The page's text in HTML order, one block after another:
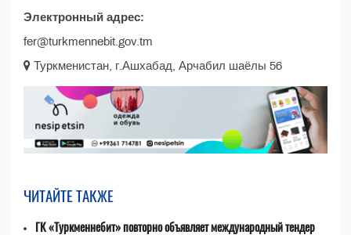
Электронный адрес:
fer@turkmennebit.gov.tm
Туркменистан, г.Ашхабад, Арчабил шаёлы 56
ЧИТАЙТЕ ТАКЖЕ
ГК «Туркменнебит» повторно объявляет международный тендер